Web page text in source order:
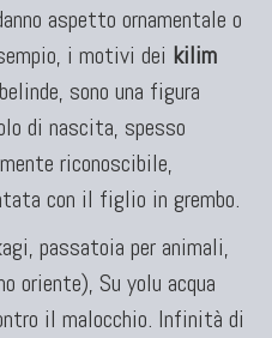
aspetto ornamentale o
i motivi dei kilim
sono una figura
di nascita, spesso
riconoscibile,
con il figlio in grembo.
passatoia per animali,
oriente), Su yolu acqua
il malocchio. Infinità di